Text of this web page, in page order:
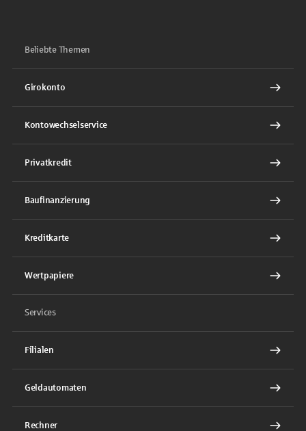
Beliebte Themen
Girokonto
Kontowechselservice
Privatkredit
Baufinanzierung
Kreditkarte
Wertpapiere
Services
Filialen
Geldautomaten
Rechner